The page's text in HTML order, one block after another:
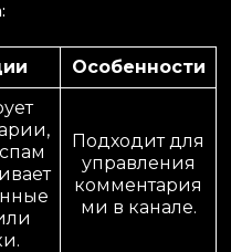
Особенности
Подходит для
управления
комментария
ми в канале.